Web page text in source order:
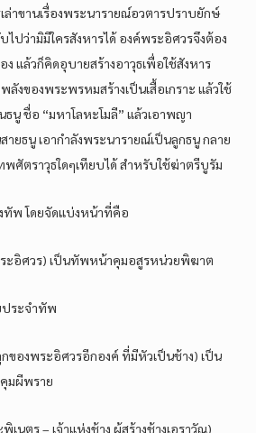
ล่าขานเรื่องพระนารายณ์อวตารปราบยักษ์
ไปว่ามิมีใครสังหารได้ องค์พระอิศวรจึงต้อง
ง แล้วก็คิดอุบายสร้างอาวุธเพื่อใช้สังหาร
งของพระพรหมสร้างเป็นเสื้อเกราะ แล้วใช้
ธนู ชื่อ “มหาโลหะโมลี” แล้วเอาพญา
ยธนู เอากำลังพระนารายณ์เป็นลูกธนู กลาย
พศัตราวุธใดๆเทียบได้ สำหรับใช้ฆ่าตรีบูรัม
ทัพ โดยจัดแบ่งหน้าที่คือ
ะอิศวร) เป็นทัพหน้าคุมอสูรหน่วยพิฆาต
ประจำทัพ
ของพระอิศวรอีกองค์ ที่มีหัวเป็นช้าง) เป็น
มผีพราย
นตร – เจ้าแห่งช้าง ผู้สร้างช้างเอราวัณ)